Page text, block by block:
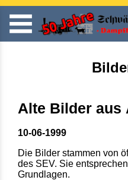
Alte Bilder aus
10-06-1999
Die Bilder stammen von
des SEV. Sie
Grundlagen.